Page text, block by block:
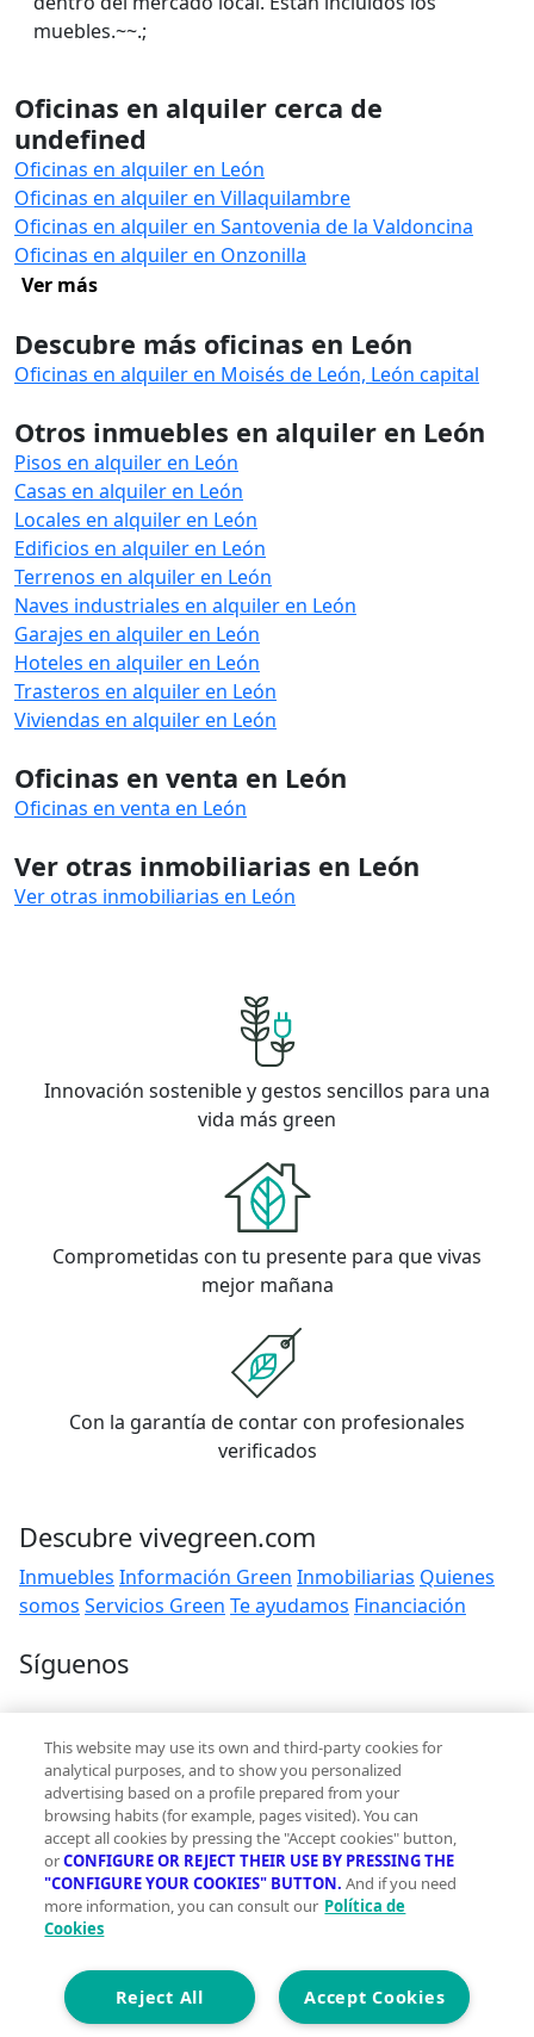
muebles.~~.;
Oficinas en alquiler cerca de
undefined
Oficinas en alquiler en León
Oficinas en alquiler en Villaquilambre
Oficinas en alquiler en Santovenia de la Valdoncina
Oficinas en alquiler en Onzonilla
Ver más
Descubre más oficinas en León
Oficinas en alquiler en Moisés de León, León capital
Otros inmuebles en alquiler en León
Pisos en alquiler en León
Casas en alquiler en León
Locales en alquiler en León
Edificios en alquiler en León
Terrenos en alquiler en León
Naves industriales en alquiler en León
Garajes en alquiler en León
Hoteles en alquiler en León
Trasteros en alquiler en León
Viviendas en alquiler en León
Oficinas en venta en León
Oficinas en venta en León
Ver otras inmobiliarias en León
Ver otras inmobiliarias en León
Innovación sostenible y gestos sencillos para una
vida más green
Comprometidas con tu presente para que vivas
mejor mañana
Con la garantía de contar con profesionales
verificados
Descubre vivegreen.com
Inmuebles Información Green Inmobiliarias Quienes
somos Servicios Green Te ayudamos Financiación
Síguenos
Contacto
hola@vivegreen.com
Aviso Legal
Condiciones de uso
Politica de privacidad
Política de cookies
Accesibilidad
This website may use its own and third-party cookies for
analytical purposes, and to show you personalized
advertising based on a profile prepared from your
browsing habits (for example, pages visited). You can
accept all cookies by pressing the "Accept cookies" button,
orCONFIGURE OR REJECT THEIR USE BY PRESSING THE
"CONFIGURE YOUR COOKIES" BUTTON. And if you need
more information, you can consult our Política de
Cookies
Accept Cookies
Reject All